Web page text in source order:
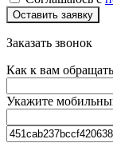
Оставить заявку
Заказать звонок
Как к вам
Укажите